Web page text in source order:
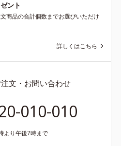
ント
商品の合計個数までお選びいただけ
詳しくはこちら
文・お問い合わせ
010-010
より午後7時まで